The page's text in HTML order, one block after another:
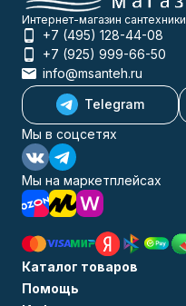
Интернет-магазин сантехники
+7 (495) 128-44-08
+7 (925) 999-66-50
info@msanteh.ru
Telegram
Мы в соцсетях
Мы на маркетплейсах
Каталог товаров
Помощь